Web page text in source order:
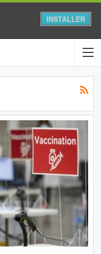
INSTALLER